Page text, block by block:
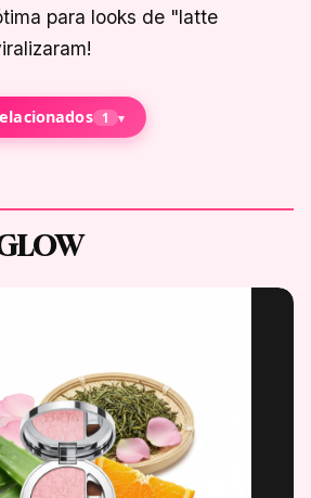
para looks de "latte
1 ▾